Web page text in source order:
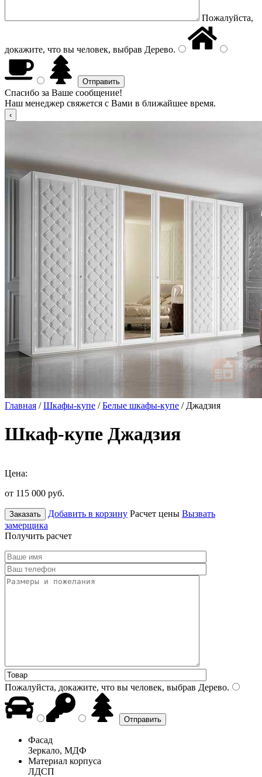
Пожалуйста,
докажите, что вы человек, выбрав Дерево.
Спасибо за Ваше сообщение!
Наш менеджер свяжется с Вами в ближайшее время.
Главная /Шкафы-купе /Белые шкафы-купе / Джадзия
Шкаф-купе Джадзия
Цена:
от 115 000 руб.
Заказать Добавить в корзину Расчет цены Вызвать
замерщика
Получить расчет
Пожалуйста, докажите, что вы человек, выбрав Дерево.
Фасад
Зеркало, МДФ
Материал корпуса
ЛДСП